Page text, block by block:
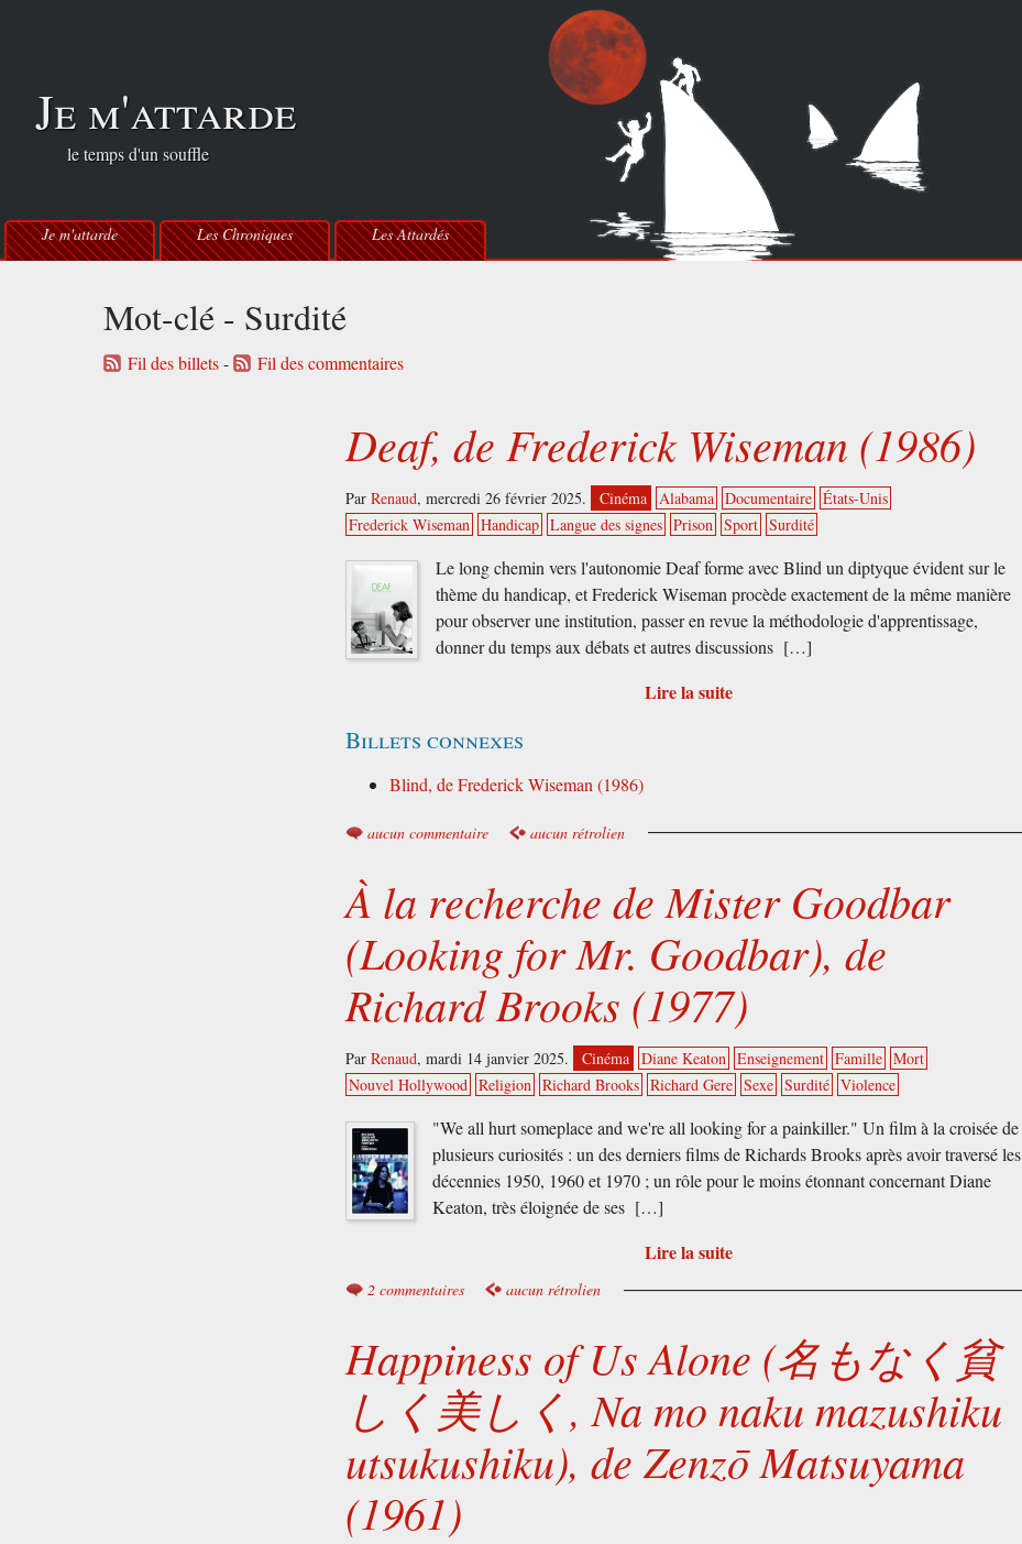
Je m'attarde
le temps d'un souffle
Je m'attarde Les Chroniques Les Attardés
Mot-clé - Surdité
Fil des billets- Fil des commentaires
Deaf, de Frederick Wiseman (1986)
ParRenaud,mercredi 26 février 2025. Cinéma Alabama Documentaire États-Unis
Frederick Wiseman Handicap Langue des signes Prison Sport Surdité
Le long chemin vers l'autonomie Deaf forme avec Blind un diptyque évident sur le
thème du handicap, et Frederick Wiseman procède exactement de la même manière
pour observer une institution, passer en revue la méthodologie d'apprentissage,
donner du temps aux débats et autres discussions […]
Lire la suite
Billets connexes
Blind, de Frederick Wiseman (1986)
aucun commentaire aucun rétrolien
À la recherche de Mister Goodbar
(Looking for Mr. Goodbar), de
Richard Brooks (1977)
ParRenaud,mardi 14 janvier 2025. Cinéma Diane Keaton Enseignement Famille Mort
Nouvel Hollywood Religion Richard Brooks Richard Gere Sexe Surdité Violence
"We all hurt someplace and we're all looking for a painkiller." Un film à la croisée de
plusieurs curiosités : un des derniers films de Richards Brooks après avoir traversé les
décennies 1950, 1960 et 1970 ; un rôle pour le moins étonnant concernant Diane
Keaton, très éloignée de ses […]
Lire la suite
2 commentaires aucun rétrolien
Happiness of Us Alone (名もなく貧
しく美しく, Na mo naku mazushiku
utsukushiku), de Zenzō Matsuyama
(1961)